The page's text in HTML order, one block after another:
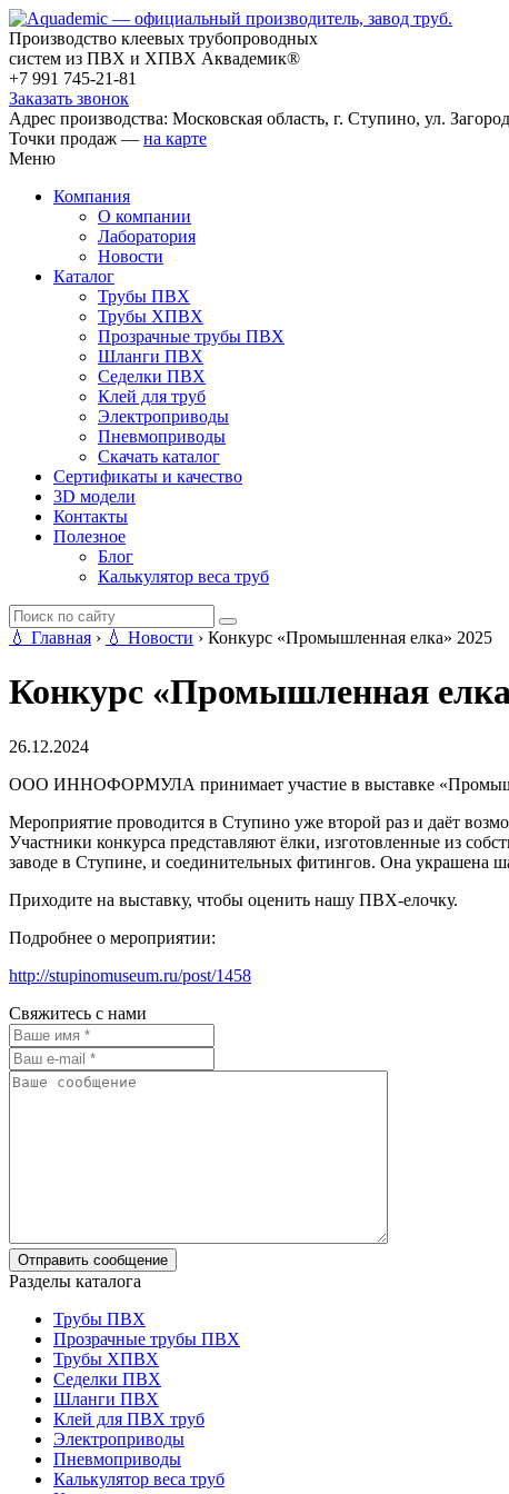
Производство клеевых трубопроводных
систем из ПВХ и ХПВХ Аквадемик®
+7 991 745-21-81
Заказать звонок
Адрес производства: Московская область, г. Ступино, ул.
Точки продаж — на карте
Меню
Компания
О компании
Лаборатория
Новости
Каталог
Трубы ПВХ
Трубы ХПВХ
Прозрачные трубы ПВХ
Шланги ПВХ
Седелки ПВХ
Клей для труб
Электроприводы
Пневмоприводы
Скачать каталог
Сертификаты и качество
3D модели
Контакты
Полезное
Блог
Калькулятор веса труб
💧 Главная › 💧 Новости › Конкурс «Промышленная елка» 2025
Конкурс «Промышленная
26.12.2024
ООО ИННОФОРМУЛА принимает участие в выставке
Мероприятие проводится в Ступино уже второй раз и даёт
Участники конкурса представляют ёлки, изготовленные из
заводе в Ступине, и соединительных фитингов. Она украшена
Приходите на выставку, чтобы оценить нашу ПВХ-елочку.
Подробнее о мероприятии:
http://stupinomuseum.ru/post/1458
Свяжитесь с нами
Разделы каталога
Трубы ПВХ
Прозрачные трубы ПВХ
Трубы ХПВХ
Седелки ПВХ
Шланги ПВХ
Клей для ПВХ труб
Электроприводы
Пневмоприводы
Калькулятор веса труб